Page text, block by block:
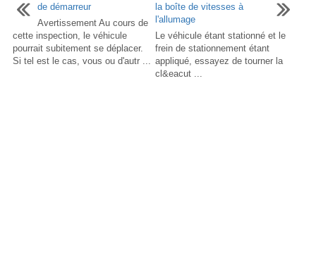
de démarreur
Avertissement Au cours de
cette inspection, le véhicule
pourrait subitement se déplacer.
Si tel est le cas, vous ou d'autr ...
la boîte de vitesses à
l'allumage
Le véhicule étant stationné et le
frein de stationnement étant
appliqué, essayez de tourner la
cl&eacut ...